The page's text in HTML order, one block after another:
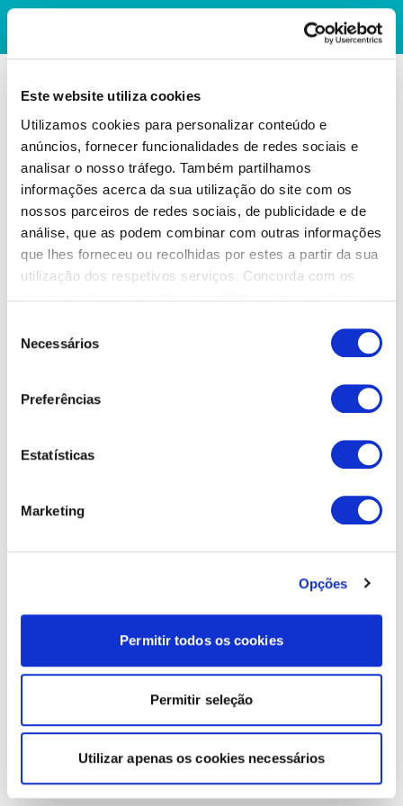
Este website utiliza cookies
Utilizamos cookies para personalizar conteúdo e
anúncios, fornecer funcionalidades de redes sociais e
analisar o nosso tráfego. Também partilhamos
informações acerca da sua utilização do site com os
nossos parceiros de redes sociais, de publicidade e de
análise, que as podem combinar com outras informações
que lhes forneceu ou recolhidas por estes a partir da sua
utilização dos respetivos serviços. Concorda com os
Necessários
Preferências
Estatísticas
Marketing
Opções
Permitir todos os cookies
Permitir seleção
Utilizar apenas os cookies necessários